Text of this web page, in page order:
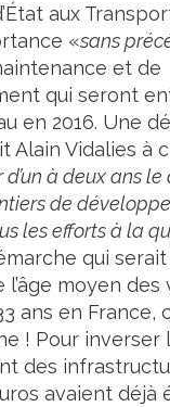
aux
«sans
et de
qui seront
en 2016. Une
Alain Vidalies à
d’un à deux ans
de
les efforts à la
qui serait
moyen des
ans en France,
! Pour inverser
des
avaient déjà